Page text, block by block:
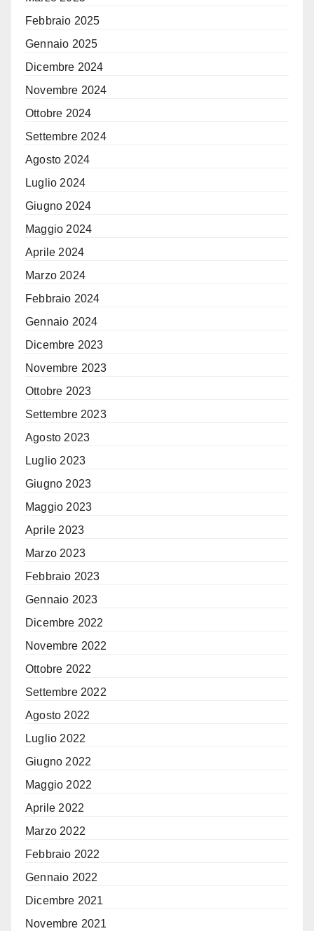
Febbraio 2025
Gennaio 2025
Dicembre 2024
Novembre 2024
Ottobre 2024
Settembre 2024
Agosto 2024
Luglio 2024
Giugno 2024
Maggio 2024
Aprile 2024
Marzo 2024
Febbraio 2024
Gennaio 2024
Dicembre 2023
Novembre 2023
Ottobre 2023
Settembre 2023
Agosto 2023
Luglio 2023
Giugno 2023
Maggio 2023
Aprile 2023
Marzo 2023
Febbraio 2023
Gennaio 2023
Dicembre 2022
Novembre 2022
Ottobre 2022
Settembre 2022
Agosto 2022
Luglio 2022
Giugno 2022
Maggio 2022
Aprile 2022
Marzo 2022
Febbraio 2022
Gennaio 2022
Dicembre 2021
Novembre 2021